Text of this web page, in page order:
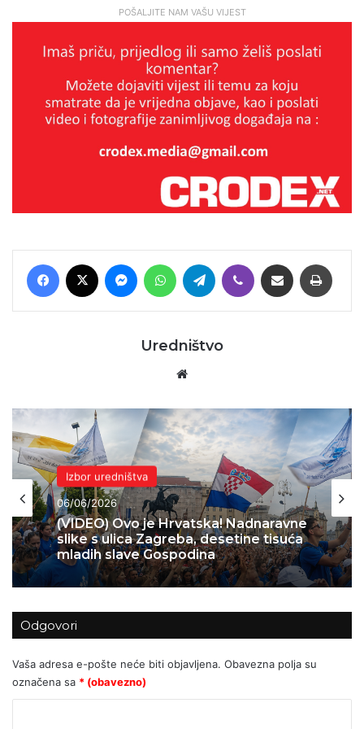
POŠALJITE NAM VAŠU VIJEST
Facebook MessengerWhatsAppTelegram Viber Podijeli putem E-maila
Uredništvo
Izbor uredništva
06/06/2026
(VIDEO) Ovo je Hrvatska! Nadnaravne
mladih slave Gospodina
Domovina
04/06/2026
Skok 2 – operacija koja je spasila
Bihać – 1995.
Odgovori
Vaša adresa e-pošte neće biti objavljena. Obavezna polja su
označena sa * (obavezno)